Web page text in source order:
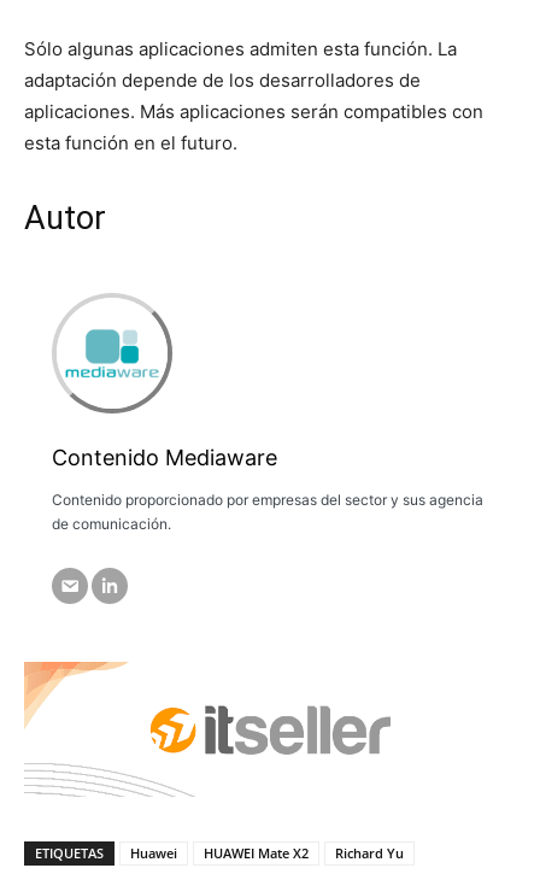
Sólo algunas aplicaciones admiten esta función. La
adaptación depende de los desarrolladores de
aplicaciones. Más aplicaciones serán compatibles con
esta función en el futuro.
Autor
Contenido Mediaware
Contenido proporcionado por empresas del sector y sus agencia
de comunicación.
ETIQUETAS Huawei HUAWEI Mate X2 Richard Yu